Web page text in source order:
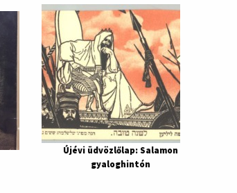
Újévi üdvözlőlap: Salamon
gyaloghintón